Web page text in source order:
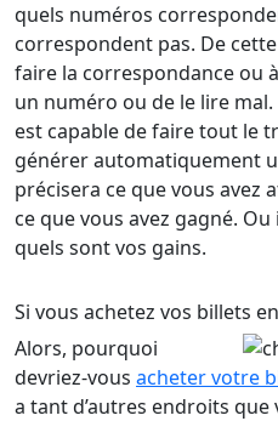
quels numéros
correspondent pas. De cette
faire la correspondance ou
un numéro ou de le lire
est capable de faire tout le
générer automatiquement
précisera ce que vous avez
ce que vous avez gagné.
quels sont vos gains.
Si vous achetez vos billets
Alors, pourquoi
devriez-vous acheter votre
a tant d’autres endroits que